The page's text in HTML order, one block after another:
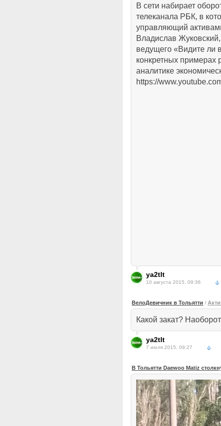
В сети набирает
телеканала РБК, в
управляющий
Владислав
ведущего «Видите ли
конкретных примерах
аналитике
https://
ya2tlt
10 августа 2015, 09:36
ВелоДевичник в Тольятти /
Какой закат?
ya2tlt
7 июля 2015, 09:27
В Тольятти Daewoo Matiz